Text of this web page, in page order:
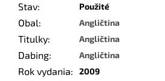
Stav: Použité
Obal: Angličtina
Titulky: Angličtina
Dabing: Angličtina
Rok vydania: 2009